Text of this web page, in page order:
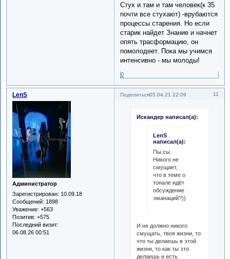
Стух и там и там человек(к 35
почти все стухают) -врубаются
процессы старения. Но если
старик найдет Знание и начнет
опять трасформацию, он
помолодеет. Пока мы учимся
интенсивно - мы молоды!
0
Поделиться 11
05.04.21 22:09
LenS
Администратор
Зарегистрирован: 10.09.18
Сообщений: 1898
Уважение: +563
Позитив: +575
Последний визит:
06.08.26 00:51
Искандер написал(а):
LenS
написал(а):
Пы.сы.
Никого не
смущает,
что в теме о
тонале идёт
обсуждение
эманаций?))
И не должно никого
смущать, твоя жизни, то
что ты делаешь в этой
жизни, то как ты это
делаешь и есть